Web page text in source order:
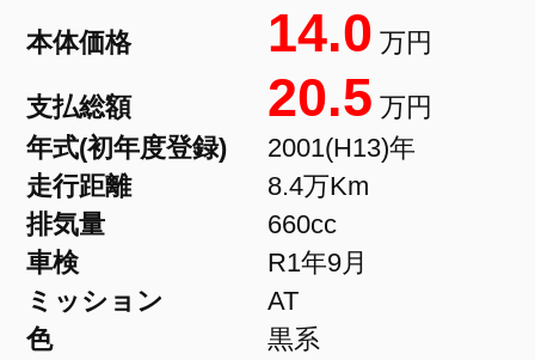
本体価格 14.0 万円
支払総額 20.5 万円
年式(初年度登録)
2001(H13)年
走行距離
8.4万Km
排気量
660cc
車検
R1年9月
ミッション
AT
色
黒系